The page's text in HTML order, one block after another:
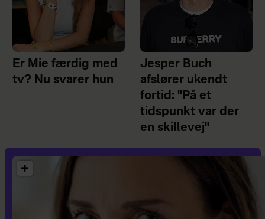
Er Mie færdig med
tv? Nu svarer hun
Jesper Buch
afslører ukendt
fortid: "På et
tidspunkt var der
en skillevej"